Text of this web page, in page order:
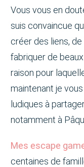
Vous vous en
suis convaincue
créer des liens,
fabriquer de
raison pour
maintenant je
ludiques à
notamment à
Mes escape
centaines de